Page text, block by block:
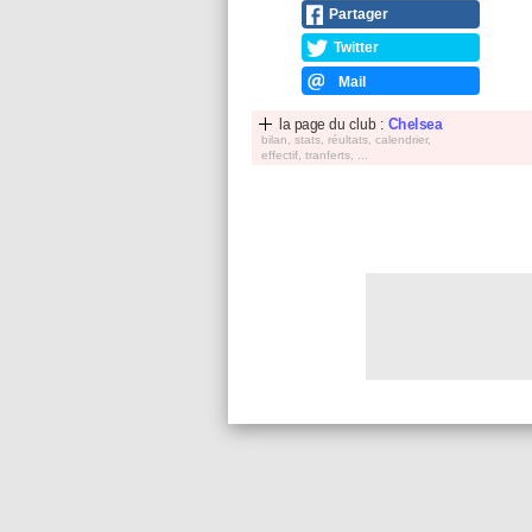
Partager
Twitter
Mail
la page du club : Chelsea
bilan, stats, réultats, calendrier,
effectif, tranferts, ...